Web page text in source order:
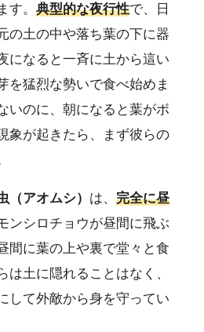
す。 典型的な夜行性で、日
の土の中や落ち葉の下に器
になると一斉に土から這い
を猛烈な勢いで食べ始めま
いのに、朝になると葉がボ
象が起きたら、まず彼らの
（アオムシ） は、 完全に昼
ンシロチョウが昼間に飛ぶ
間に葉の上や裏で堂々と食
は土に隠れることはなく、
して外敵から身を守ってい